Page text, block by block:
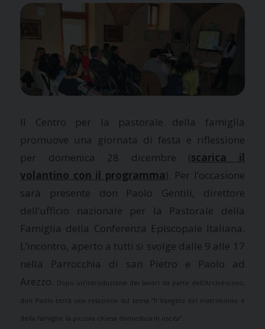
Il Centro per la pastorale della famiglia
promuove una giornata di festa e riflessione
per domenica 28 dicembre (scarica il
volantino con il programma). Per l’occasione
sarà presente don Paolo Gentili, direttore
dell’ufficio nazionale per la Pastorale della
Famiglia della Conferenza Episcopale Italiana.
L’incontro, aperto a tutti si svolge dalle 9 alle 17
nella Parrocchia di san Pietro e Paolo ad
Arezzo. Dopo un’introduzione dei lavori da parte dell’Arcivescovo,
don Paolo terrà una relazione sul tema “Il Vangelo del matrimonio e
della famiglia: la piccola chiesa domestica in uscita”.